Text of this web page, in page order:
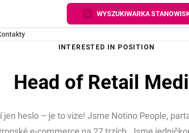
WYSZUKIWARKA
INTERESTED IN POSITION
Head of Retail
heslo – je to vize! Jsme Notino People,